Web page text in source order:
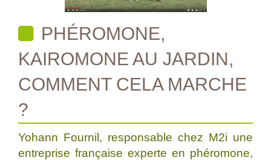
PHÉROMONE,
KAIROMONE AU JARDIN,
COMMENT CELA MARCHE
?
Yohann Fournil, responsable chez M2i une
entreprise française experte en phéromone,